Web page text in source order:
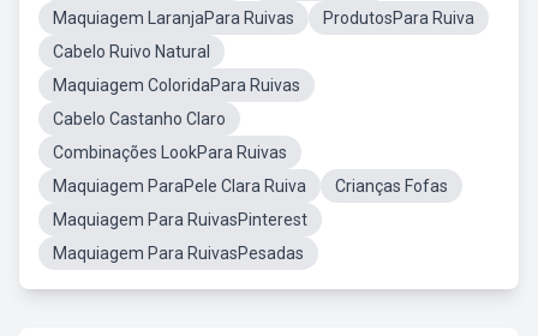
Maquiagem LaranjaPara Ruivas
ProdutosPara Ruiva
Cabelo Ruivo Natural
Maquiagem ColoridaPara Ruivas
Cabelo Castanho Claro
Combinações LookPara Ruivas
Maquiagem ParaPele Clara Ruiva
Crianças Fofas
Maquiagem Para RuivasPinterest
Maquiagem Para RuivasPesadas